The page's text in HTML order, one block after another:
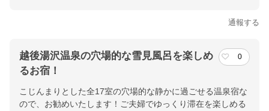
通報する
越後湯沢温泉の穴場的な雪見風呂を楽しめ
るお宿！
0
こじんまりとした全17室の穴場的な静かに過ごせる温泉宿な
ので、お勧めいたします！ご夫婦でゆっくり滞在を楽しめる